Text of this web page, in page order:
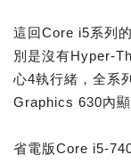
這回Core i5系列
別是沒有Hyper-
心4執行緒，全系
Graphics 630內顯
省電版Core i5-